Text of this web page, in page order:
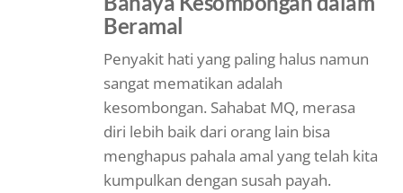
Beramal
Penyakit hati yang paling halus namun
sangat mematikan adalah
kesombongan. Sahabat MQ, merasa
diri lebih baik dari orang lain bisa
menghapus pahala amal yang telah kita
kumpulkan dengan susah payah.